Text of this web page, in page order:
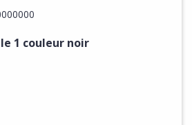
1 couleur noir